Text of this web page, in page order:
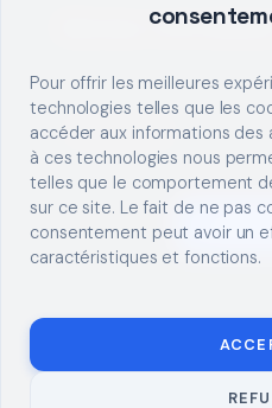
Pour offrir les meilleures
technologies telles que les
accéder aux informations
à ces technologies nous
telles que le comportement
sur ce site. Le fait de ne pas
consentement peut avoir un
caractéristiques et fonctions.
Décrivez votre